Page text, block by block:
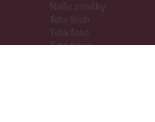
Naše značky
Teta klub
Teta foto
Teta káva